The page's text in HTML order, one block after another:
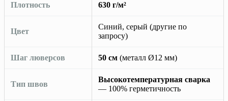
Плотность 630 г/м²
Цвет
Синий, серый (другие по
запросу)
Шаг люверсов 50 см (металл Ø12 мм)
Тип швов
Высокотемпературная сварка
— 100% герметичность